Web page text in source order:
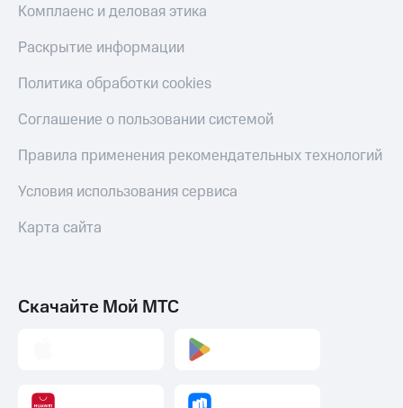
Комплаенс и деловая этика
Раскрытие информации
Политика обработки cookies
Соглашение о пользовании системой
Правила применения рекомендательных технологий
Условия использования сервиса
Карта сайта
Скачайте Мой МТС